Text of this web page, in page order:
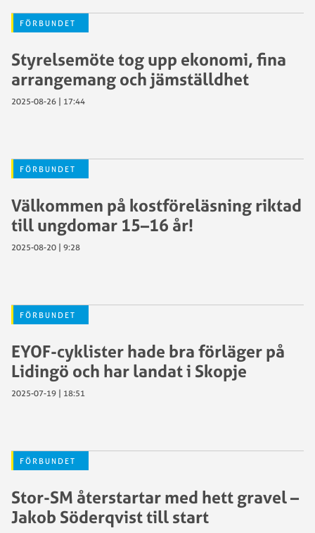
FÖRBUNDET
Styrelsemöte tog upp ekonomi, fina
arrangemang och jämställdhet
2025-08-26 | 17:44
FÖRBUNDET
Välkommen på kostföreläsning riktad
till ungdomar 15–16 år!
2025-08-20 | 9:28
FÖRBUNDET
EYOF-cyklister hade bra förläger på
Lidingö och har landat i Skopje
2025-07-19 | 18:51
FÖRBUNDET
Stor-SM återstartar med hett gravel –
Jakob Söderqvist till start